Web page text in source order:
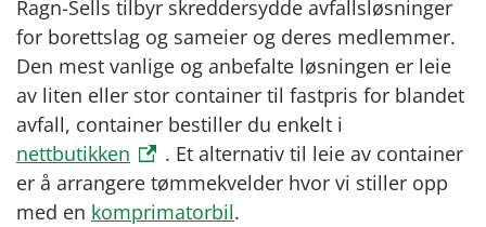
Ragn-Sells tilbyr skreddersydde avfallsløsninger
for borettslag og sameier og deres medlemmer.
Den mest vanlige og anbefalte løsningen er leie
av liten eller stor container til fastpris for blandet
avfall, container bestiller du enkelt i
nettbutikken
. Et alternativ til leie av container
er å arrangere tømmekvelder hvor vi stiller opp
med en komprimatorbil.